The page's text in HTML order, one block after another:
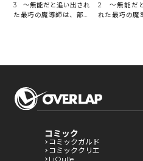
3 ～無能だと追い出され
た最巧の魔導師は、部下
2 ～無能だ
れた最巧の魔
コミック
コミックガルド
コミッククリエ
LiQulle